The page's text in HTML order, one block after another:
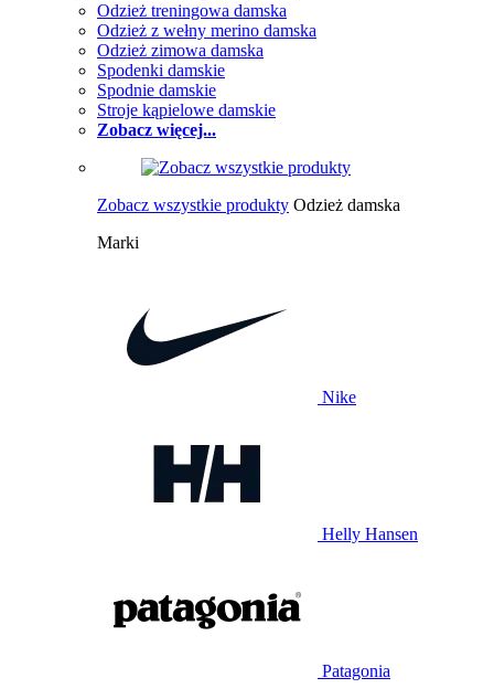
Odzież treningowa damska
Odzież z wełny merino damska
Odzież zimowa damska
Spodenki damskie
Spodnie damskie
Stroje kąpielowe damskie
Zobacz więcej...
Zobacz wszystkie produkty Odzież damska
Marki
Nike
Helly Hansen
Patagonia